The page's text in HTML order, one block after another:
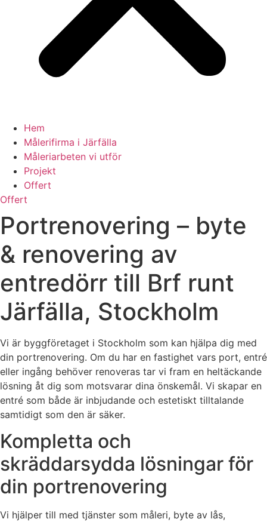
Hem
Målerifirma i Järfälla
Måleriarbeten vi utför
Projekt
Offert
Offert
Portrenovering – byte
& renovering av
entredörr till Brf runt
Järfälla, Stockholm
Vi är byggföretaget i Stockholm som kan hjälpa dig med
din portrenovering. Om du har en fastighet vars port, entré
eller ingång behöver renoveras tar vi fram en heltäckande
lösning åt dig som motsvarar dina önskemål. Vi skapar en
entré som både är inbjudande och estetiskt tilltalande
samtidigt som den är säker.
Kompletta och
skräddarsydda lösningar för
din portrenovering
Vi hjälper till med tjänster som måleri, byte av lås,